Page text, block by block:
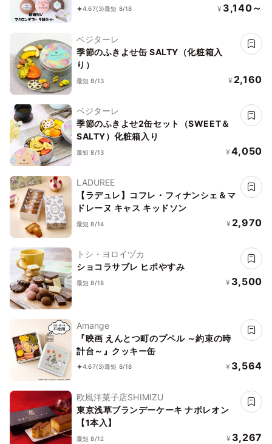
4.67(3)最短 8/18 ¥ 3,140～
ベジターレ
季節のふきよせ缶 SALTY（化粧箱入
り）
最短 8/13 ¥ 2,160
ベジターレ
季節のふきよせ2缶セット（SWEET＆
SALTY）化粧箱入り
最短 8/13 ¥ 4,050
LADUREE
【ラデュレ】コフレ・フィナンシェ＆マ
ドレーヌ キャス キッドソン
最短 8/14 ¥ 2,970
トシ・ヨロイヅカ
ショコラサブレ ヒポやすみ
最短 8/18 ¥ 3,500
Amange
『映画 えんとつ町のプペル ～約束の時
計台～』クッキー缶
4.67(3)最短 8/18 ¥ 3,564
欧風洋菓子店SHIMIZU
東京浅草ブランデーケーキ ナポレオン
【1本入】
最短 8/12 ¥ 3,267